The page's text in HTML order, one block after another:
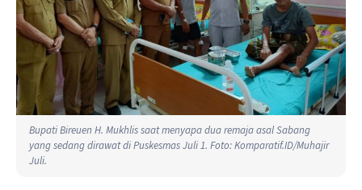
Bupati Bireuen H. Mukhlis saat menyapa dua remaja asal Sabang
yang sedang dirawat di Puskesmas Juli 1. Foto: Komparatif.ID/Muhajir
Juli.